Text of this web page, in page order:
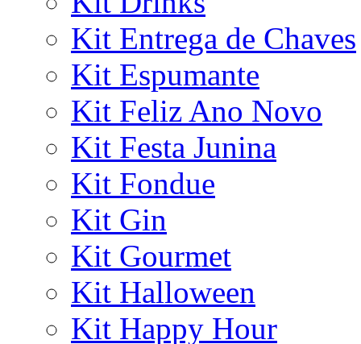
Kit Entrega de Chaves
Kit Espumante
Kit Feliz Ano Novo
Kit Festa Junina
Kit Fondue
Kit Gin
Kit Gourmet
Kit Halloween
Kit Happy Hour